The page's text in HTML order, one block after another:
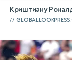
Криштиану